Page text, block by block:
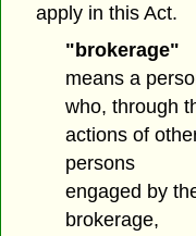
apply in this Act.
"brokerage"
means a
who, through
actions of
persons
engaged by
brokerage,